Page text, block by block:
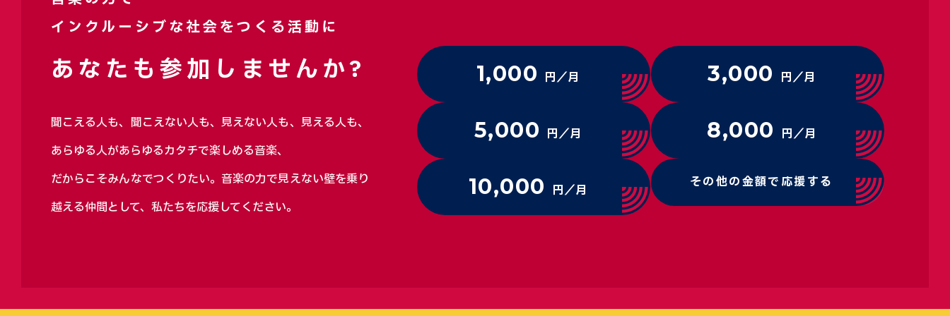
インクルーシブな社会をつくる活動に
あなたも参加しませんか?
聞こえる人も、聞こえない人も、見えない人も、見える人も、
あらゆる人があらゆるカタチで楽しめる音楽、
だからこそみんなでつくりたい。音楽の力で見えない壁を乗り
越える仲間として、私たちを応援してください。
1,000 円／月 3,000 円／月
5,000 円／月 8,000 円／月
10,000 円／月 その他の金額で応援する